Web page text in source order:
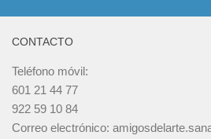
CONTACTO
Teléfono móvil:
601 21 44 77
922 59 10 84
Correo electrónico: